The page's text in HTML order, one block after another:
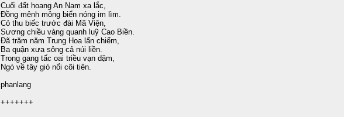
Cuối đất hoang An Nam xa lắc,
Đồng mênh mông biển nóng im lìm.
Cỏ thu biếc trước đài Mã Viện,
Sương chiều vàng quanh luỹ Cao Biền.
Đã trăm năm Trung Hoa lấn chiếm,
Ba quận xưa sông cả núi liền.
Trong gang tấc oai triều vạn dặm,
Ngó về tây gió nổi cõi tiên.
phanlang
+++++++